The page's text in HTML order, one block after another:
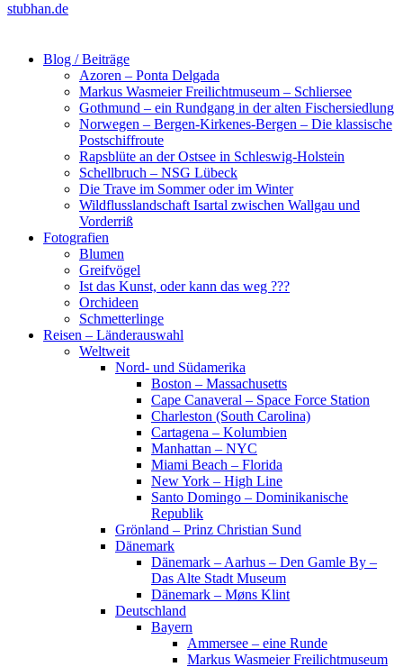
stubhan.de
Blog / Beiträge
Azoren – Ponta Delgada
Markus Wasmeier Freilichtmuseum – Schliersee
Gothmund – ein Rundgang in der alten Fischersiedlung
Norwegen – Bergen-Kirkenes-Bergen – Die klassische
Postschiffroute
Rapsblüte an der Ostsee in Schleswig-Holstein
Schellbruch – NSG Lübeck
Die Trave im Sommer oder im Winter
Wildflusslandschaft Isartal zwischen Wallgau und
Vorderriß
Fotografien
Blumen
Greifvögel
Ist das Kunst, oder kann das weg ???
Orchideen
Schmetterlinge
Reisen – Länderauswahl
Weltweit
Nord- und Südamerika
Boston – Massachusetts
Cape Canaveral – Space Force Station
Charleston (South Carolina)
Cartagena – Kolumbien
Manhattan – NYC
Miami Beach – Florida
New York – High Line
Santo Domingo – Dominikanische
Republik
Grönland – Prinz Christian Sund
Dänemark
Dänemark – Aarhus – Den Gamle By –
Das Alte Stadt Museum
Dänemark – Møns Klint
Deutschland
Bayern
Ammersee – eine Runde
Markus Wasmeier Freilichtmuseum